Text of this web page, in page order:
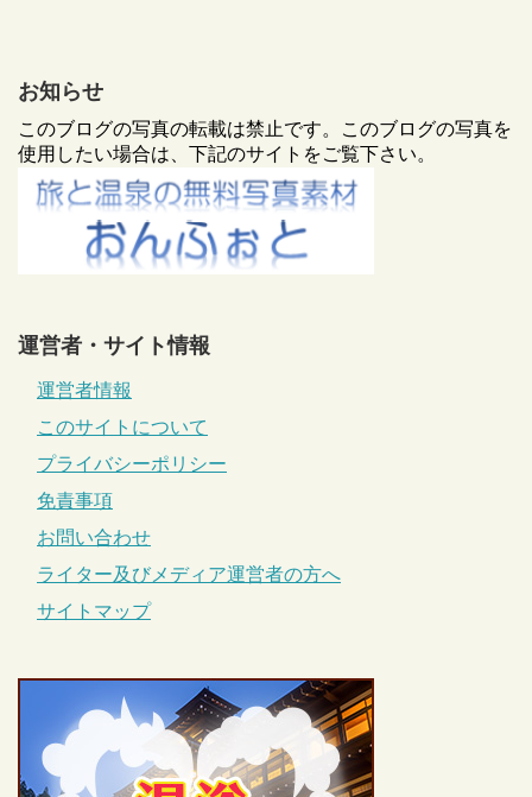
お知らせ
このブログの写真の転載は禁止です。このブログの写真を
使用したい場合は、下記のサイトをご覧下さい。
運営者・サイト情報
運営者情報
このサイトについて
プライバシーポリシー
免責事項
お問い合わせ
ライター及びメディア運営者の方へ
サイトマップ